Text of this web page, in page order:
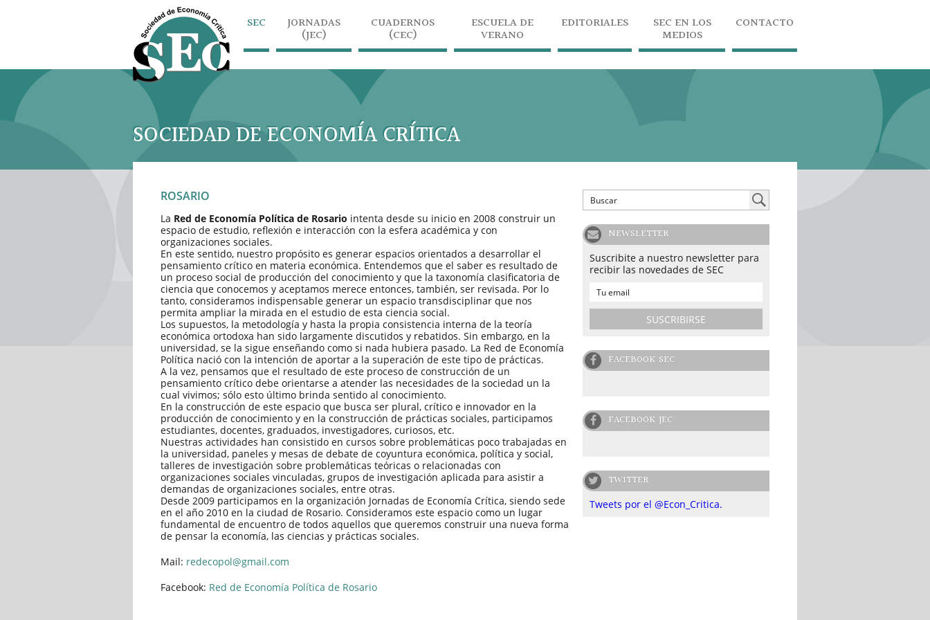
SEC JORNADAS
(JEC)
CUADERNOS
(CEC)
ESCUELA DE
VERANO
EDITORIALES SEC EN LOS
MEDIOS
CONTACTO
SOCIEDAD DE ECONOMÍA CRÍTICA
ROSARIO
La Red de Economía Política de Rosario intenta desde su inicio en 2008 construir un
espacio de estudio, reflexión e interacción con la esfera académica y con
organizaciones sociales.
En este sentido, nuestro propósito es generar espacios orientados a desarrollar el
pensamiento crítico en materia económica. Entendemos que el saber es resultado de
un proceso social de producción del conocimiento y que la taxonomía clasificatoria de
ciencia que conocemos y aceptamos merece entonces, también, ser revisada. Por lo
tanto, consideramos indispensable generar un espacio transdisciplinar que nos
permita ampliar la mirada en el estudio de esta ciencia social.
Los supuestos, la metodología y hasta la propia consistencia interna de la teoría
económica ortodoxa han sido largamente discutidos y rebatidos. Sin embargo, en la
universidad, se la sigue enseñando como si nada hubiera pasado. La Red de Economía
Política nació con la intención de aportar a la superación de este tipo de prácticas.
A la vez, pensamos que el resultado de este proceso de construcción de un
pensamiento crítico debe orientarse a atender las necesidades de la sociedad un la
cual vivimos; sólo esto último brinda sentido al conocimiento.
En la construcción de este espacio que busca ser plural, crítico e innovador en la
producción de conocimiento y en la construcción de prácticas sociales, participamos
estudiantes, docentes, graduados, investigadores, curiosos, etc.
Nuestras actividades han consistido en cursos sobre problemáticas poco trabajadas en
la universidad, paneles y mesas de debate de coyuntura económica, política y social,
talleres de investigación sobre problemáticas teóricas o relacionadas con
organizaciones sociales vinculadas, grupos de investigación aplicada para asistir a
demandas de organizaciones sociales, entre otras.
Desde 2009 participamos en la organización Jornadas de Economía Crítica, siendo sede
en el año 2010 en la ciudad de Rosario. Consideramos este espacio como un lugar
fundamental de encuentro de todos aquellos que queremos construir una nueva forma
de pensar la economía, las ciencias y prácticas sociales.
Mail: redecopol@gmail.com
Facebook: Red de Economía Política de Rosario
NEWSLETTER
Suscribite a nuestro newsletter para
recibir las novedades de SEC
FACEBOOK SEC
FACEBOOK JEC
TWITTER
Tweets por el @Econ_Critica.